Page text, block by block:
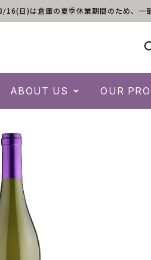
日)は倉庫の夏季休業期間のため、一
ABOUT US OUR